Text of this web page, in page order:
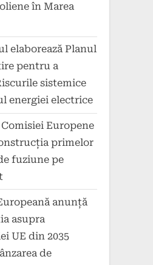
în Marea
elaborează Planul
pentru a
sistemice
energiei electrice
Europene
primelor
fuziune pe
anunță
asupra
UE din 2035
de